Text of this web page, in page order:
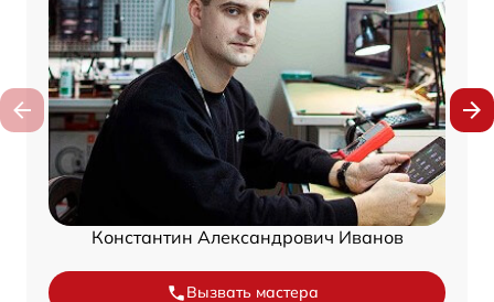
Константин Александрович Иванов
Вызвать мастера